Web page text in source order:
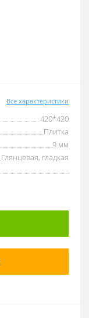
Все характеристики
420*420
Плитка
9 мм
Глянцевая, гладкая